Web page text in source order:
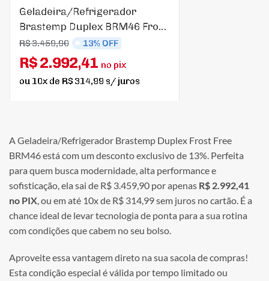
A Geladeira/Refrigerador Brastemp Duplex Frost Free
BRM46 está com um desconto exclusivo de 13%. Perfeita
para quem busca modernidade, alta performance e
sofisticação, ela sai de R$ 3.459,90 por apenas R$ 2.992,41
no PIX , ou em até 10x de R$ 314,99 sem juros no cartão. É a
chance ideal de levar tecnologia de ponta para a sua rotina
com condições que cabem no seu bolso.
Aproveite essa vantagem direto na sua sacola de compras!
Esta condição especial é válida por tempo limitado ou